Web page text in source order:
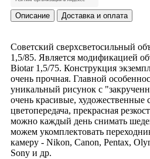
Описание Доставка и оплата
Советский сверхсветосильный
1,5/85. Является модификацией
Biotar 1,5/75. Конструкция
очень прочная. Главной
уникальный рисунок с
очень красивые, художественные
цветопередача, прекрасная
можно каждый день снимать
можем укомплектовать
камеру - Nikon, Canon, Pentax,
Sony и др.